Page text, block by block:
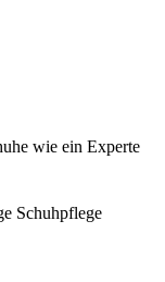
wie ein Experte
Schuhpflege